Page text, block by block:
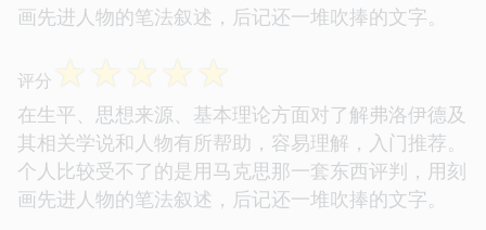
画先进人物的笔法叙述，后记还一堆吹捧的文字。
评分 ☆☆☆☆☆
在生平、思想来源、基本理论方面对了解弗洛伊德及
其相关学说和人物有所帮助，容易理解，入门推荐。
个人比较受不了的是用马克思那一套东西评判，用刻
画先进人物的笔法叙述，后记还一堆吹捧的文字。